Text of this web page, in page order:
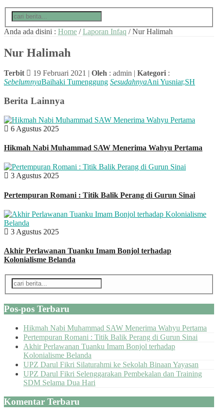
Anda ada disini : Home /Laporan Infaq /Nur Halimah
Nur Halimah
Terbit 19 Februari 2021 | Oleh : admin | Kategori :
SebelumnyaBaihaki Tumenggung SesudahnyaAni Yusniar,SH
Berita Lainnya
6 Agustus 2025
Hikmah Nabi Muhammad SAW Menerima Wahyu Pertama
3 Agustus 2025
Pertempuran Romani : Titik Balik Perang di Gurun Sinai
3 Agustus 2025
Akhir Perlawanan Tuanku Imam Bonjol terhadap
Kolonialisme Belanda
Pos-pos Terbaru
Hikmah Nabi Muhammad SAW Menerima Wahyu Pertama
Pertempuran Romani : Titik Balik Perang di Gurun Sinai
Akhir Perlawanan Tuanku Imam Bonjol terhadap
Kolonialisme Belanda
UPZ Darul Fikri Silaturahmi ke Sekolah Binaan Yayasan
UPZ Darul Fikri Selenggarakan Pembekalan dan Training
SDM Selama Dua Hari
Komentar Terbaru